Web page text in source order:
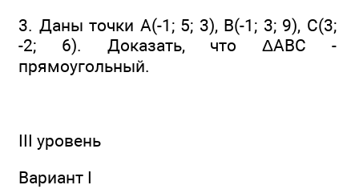
3. Даны точки А(-1; 5; 3), В(-1; 3; 9), С(3;
-2; 6). Доказать, что ΔАВС -
прямоугольный.
III уровень
Вариант I